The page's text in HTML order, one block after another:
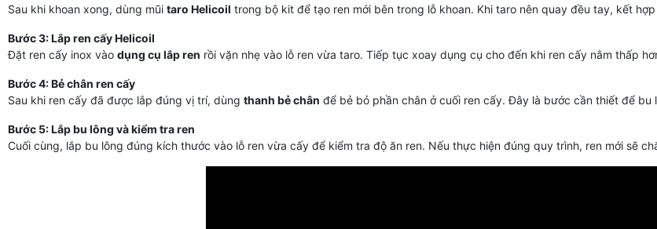
Sau khi khoan xong, dùng mũi taro Helicoil trong bộ kit để tạo ren mới bên trong lỗ khoan. Khi taro nên quay đều tay, kết
Bước 3: Lắp ren cấy Helicoil
Đặt ren cấy inox vào dụng cụ lắp ren rồi vặn nhẹ vào lỗ ren vừa taro. Tiếp tục xoay dụng cụ cho đến khi ren cấy nằm thấp
Bước 4: Bẻ chân ren cấy
Sau khi ren cấy đã được lắp đúng vị trí, dùng thanh bẻ chân để bẻ bỏ phần chân ở cuối ren cấy. Đây là bước cần thiết để
Bước 5: Lắp bu lông và kiểm tra ren
Cuối cùng, lắp bu lông đúng kích thước vào lỗ ren vừa cấy để kiểm tra độ ăn ren. Nếu thực hiện đúng quy trình, ren mới sẽ